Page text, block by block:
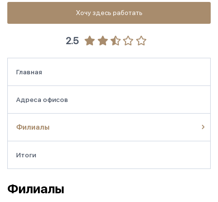
Хочу здесь работать
2.5
Главная
Адреса офисов
Филиалы
Итоги
Филиалы